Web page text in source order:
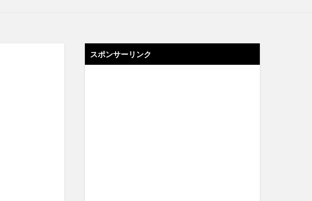
スポンサーリンク